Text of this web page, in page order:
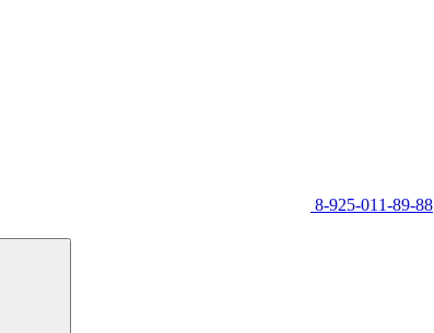
8-925-011-89-88